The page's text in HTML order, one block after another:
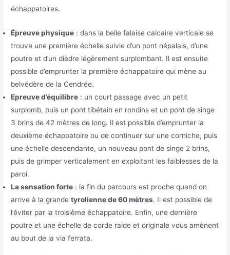
échappatoires.
Épreuve physique : dans la belle falaise calcaire verticale se
trouve une première échelle suivie d’un pont népalais, d’une
poutre et d’un dièdre légèrement surplombant. Il est ensuite
possible d’emprunter la première échappatoire qui mène au
belvédère de la Cendrée.
Epreuve d’équilibre : un court passage avec un petit
surplomb, puis un pont tibétain en rondins et un pont de singe
3 brins de 42 mètres de long. Il est possible d’emprunter la
deuxième échappatoire ou de continuer sur une corniche, puis
une échelle descendante, un nouveau pont de singe 2 brins,
puis de grimper verticalement en exploitant les faiblesses de la
paroi.
La sensation forte : la fin du parcours est proche quand on
arrive à la grandetyrolienne de 60 mètres. Il est possible de
l’éviter par la troisième échappatoire. Enfin, une dernière
poutre et une échelle de corde raide et originale vous amènent
au bout de la via ferrata.